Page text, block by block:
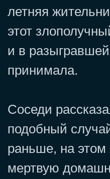
летняя
этот
и в
принимала.
Соседи
подобный
раньше, на
мертвую